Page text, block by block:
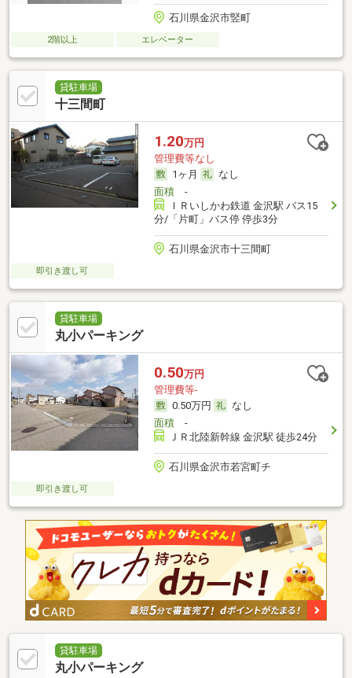
石川県金沢市竪町
2階以上 エレベーター
貸駐車場
十三間町
1.20万円
管理費等なし
1ヶ月
なし
面積-
ＩＲいしかわ鉄道 金沢駅 バス15
分/「片町」バス停 停歩3分
石川県金沢市十三間町
即引き渡し可
貸駐車場
丸小パーキング
0.50万円
管理費等-
0.50万円
なし
面積-
ＪＲ北陸新幹線 金沢駅 徒歩24分
石川県金沢市若宮町チ
即引き渡し可
貸駐車場
丸小パーキング